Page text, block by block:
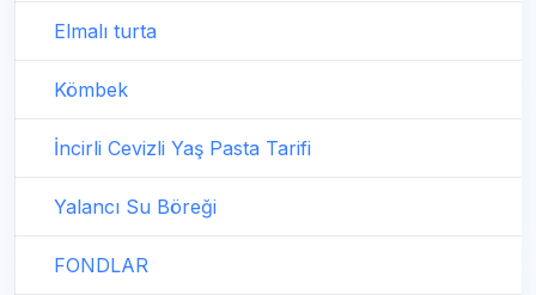
Elmalı turta
Kömbek
İncirli Cevizli Yaş Pasta Tarifi
Yalancı Su Böreği
FONDLAR